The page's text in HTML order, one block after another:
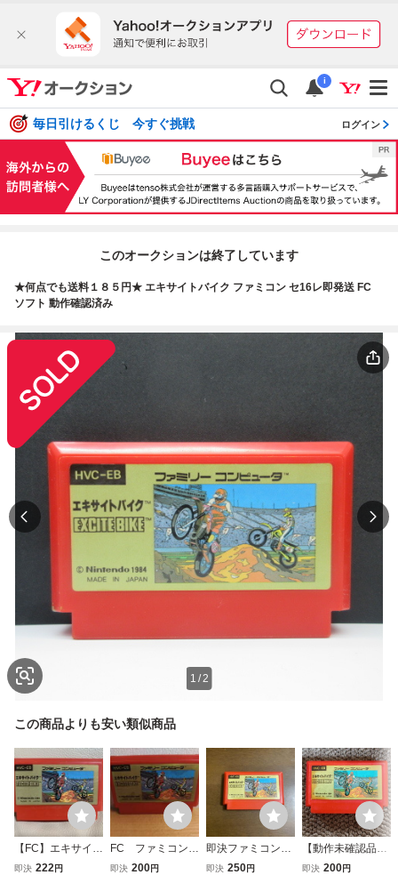
i
毎日引けるくじ 今すぐ挑戦 ログイン
このオークションは終了しています
★何点でも送料１８５円★ エキサイトバイク ファミコン セ16レ即発送 FC
ソフト 動作確認済み
1 /2
この商品よりも安い類似商品
【FC】エキサイト
バイク ファミコ
即決 222円
FC ファミコンソ
フト エキサイトバ
即決 200円
即決ファミコンソ
フト エキサイトバ
即決 250円
【動作未確認品】
即買 FC エキサイ
即決 200円